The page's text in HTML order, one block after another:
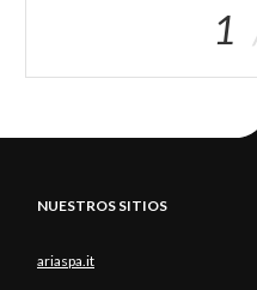
1
NUESTROS SITIOS
ariaspa.it